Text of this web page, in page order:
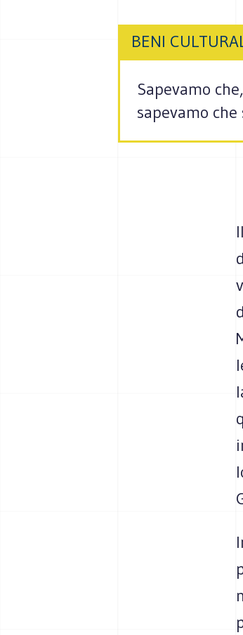
BENI
Sapevamo
sapevamo